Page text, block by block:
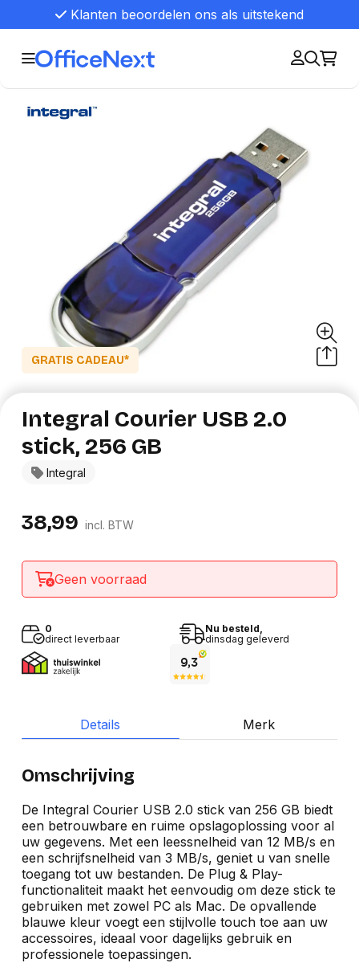
Klanten beoordelen ons als uitstekend
GRATIS CADEAU*
Integral
Integral Courier USB 2.0
stick, 256 GB
38,99 incl. BTW
Geen voorraad
0
direct leverbaar
Nu besteld,
dinsdag geleverd
Details Merk
Omschrijving
De Integral Courier USB 2.0 stick van 256 GB biedt
een betrouwbare en ruime opslagoplossing voor al
uw gegevens. Met een leessnelheid van 12 MB/s en
een schrijfsnelheid van 3 MB/s, geniet u van snelle
toegang tot uw bestanden. De Plug & Play-
functionaliteit maakt het eenvoudig om deze stick te
gebruiken met zowel PC als Mac. De opvallende
blauwe kleur voegt een stijlvolle touch toe aan uw
accessoires, ideaal voor dagelijks gebruik en
professionele toepassingen.